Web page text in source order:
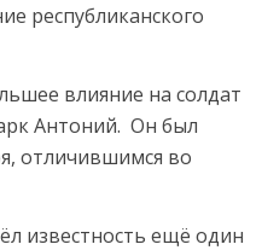
республиканского
влияние на солдат
Антоний. Он был
отличившимся во
известность ещё один